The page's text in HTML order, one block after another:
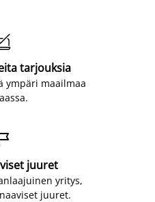
tarjouksia
ympäri maailmaa
juuret
yritys,
juuret.